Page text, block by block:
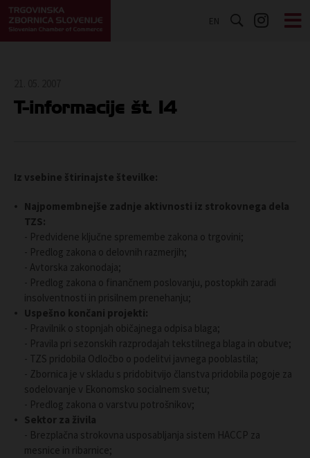
EN
T-informacije št. 14
Iz vsebine štirinajste številke:
Najpomembnejše zadnje aktivnosti iz strokovnega dela
TZS:
- Predvidene ključne spremembe zakona o trgovini;
- Predlog zakona o delovnih razmerjih;
- Avtorska zakonodaja;
- Predlog zakona o finančnem poslovanju, postopkih zaradi
insolventnosti in prisilnem prenehanju;
Uspešno končani projekti:
- Pravilnik o stopnjah običajnega odpisa blaga;
- Pravila pri sezonskih razprodajah tekstilnega blaga in obutve;
- TZS pridobila Odločbo o podelitvi javnega pooblastila;
- Zbornica je v skladu s pridobitvijo članstva pridobila pogoje za
sodelovanje v Ekonomsko socialnem svetu;
- Predlog zakona o varstvu potrošnikov;
Sektor za živila
- Brezplačna strokovna usposabljanja sistem HACCP za
mesnice in ribarnice;